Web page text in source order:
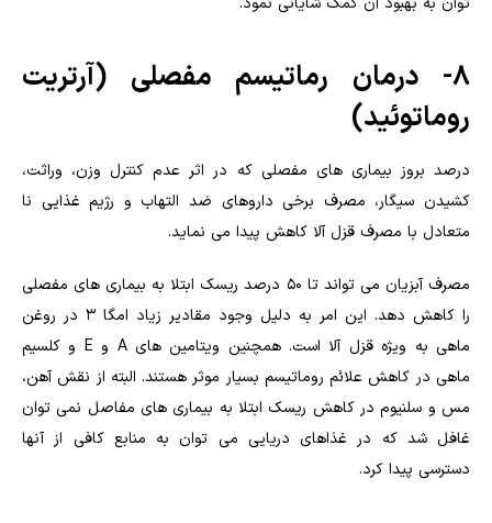
۸- درمان رماتیسم مفصلی (آرتریت
روماتوئید)
درصد بروز بیماری های مفصلی که در اثر عدم کنترل وزن، وراثت،
کشیدن سیگار، مصرف برخی داروهای ضد التهاب و رژیم غذایی نا
متعادل با مصرف قزل آلا کاهش پیدا می نماید.
مصرف آبزیان می تواند تا ۵۰ درصد ریسک ابتلا به بیماری های مفصلی
را کاهش دهد. این امر به دلیل وجود مقادیر زیاد امگا ۳ در روغن
ماهی به ویژه قزل آلا است. همچنین ویتامین های A و E و کلسیم
ماهی در کاهش علائم روماتیسم بسیار موثر هستند. البته از نقش آهن،
مس و سلنیوم در کاهش ریسک ابتلا به بیماری های مفاصل نمی توان
غافل شد که در غذاهای دریایی می توان به منابع کافی از آنها
دسترسی پیدا کرد.